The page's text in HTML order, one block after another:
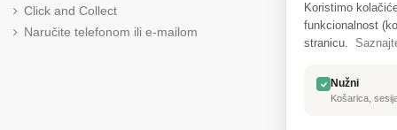
Koristimo
funkcionalnost
stranicu.
Nužni
Košarica,
Click and Collect
Naručite telefonom ili e-mailom
Izjava o
Reklamacija
Zaštita
Jednostrani